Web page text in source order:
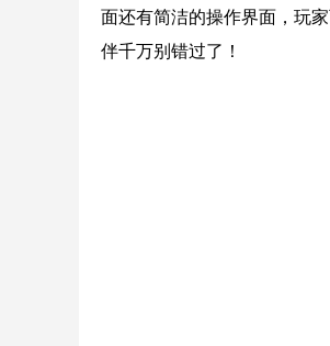
面还有简洁的操作界面，玩
伴千万别错过了！